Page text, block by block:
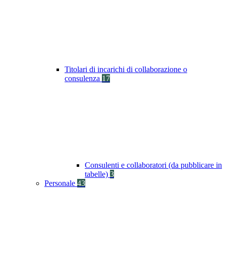
Titolari di incarichi di collaborazione o
consulenza 17
Consulenti e collaboratori (da pubblicare in
tabelle) 3
Personale 43